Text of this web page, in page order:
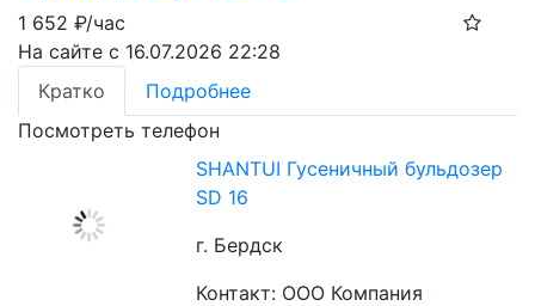
1 652 ₽/час
На сайте с 16.07.2026 22:28
Кратко
Подробнее
Посмотреть телефон
SHANTUI Гусеничный бульдозер
SD 16
г. Бердск
Контакт: ООО Компания